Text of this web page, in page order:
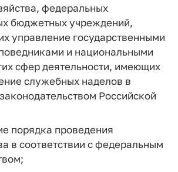
федеральных
бюджетных учреждений,
управление государственными
и национальными
сфер деятельности, имеющих
служебных наделов в
Российской
порядка проведения
в соответствии с федеральным